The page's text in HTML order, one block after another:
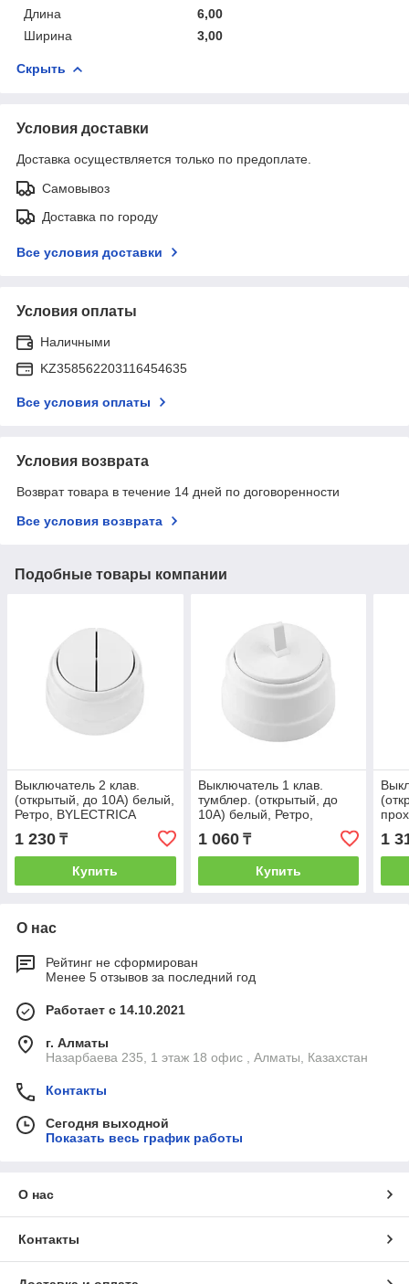
Длина
6,00
Ширина
3,00
Скрыть
Условия доставки
Доставка осуществляется только по предоплате.
Самовывоз
Доставка по городу
Все условия доставки
Условия оплаты
Наличными
KZ358562203116454635
Все условия оплаты
Условия возврата
Возврат товара в течение 14 дней по договоренности
Все условия возврата
Подобные товары компании
Выключатель 2 клав.
(открытый, до 10А) белый,
Ретро, BYLECTRICA
1 230 ₸
Купить
Выключатель 1 клав.
тумблер. (открытый, до
10А) белый, Ретро,
BYLECTRICA
1 060₸
Купить
1
О нас
Рейтинг не сформирован
Менее 5 отзывов за последний год
Работает с 14.10.2021
г. Алматы
Назарбаева 235, 1 этаж 18 офис , Алматы, Казахстан
Контакты
Сегодня выходной
Показать весь график работы
О нас
Контакты